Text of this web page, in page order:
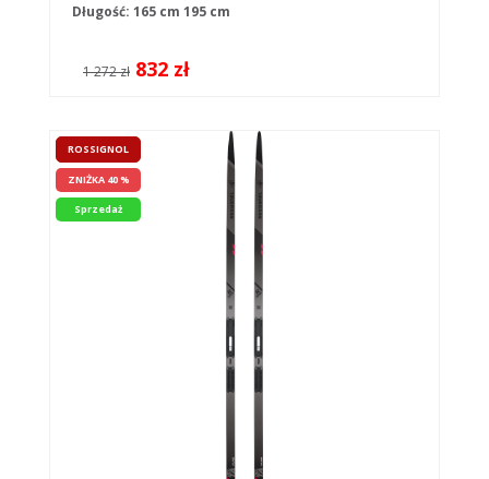
Długość: 165 cm 195 cm
1 272 zł 832 zł
ROSSIGNOL
ZNIŻKA 40 %
Sprzedaż